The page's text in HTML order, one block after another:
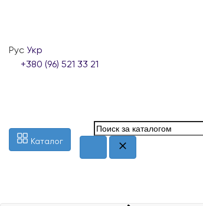
Рус Укр
+380 (96) 521 33 21
Каталог